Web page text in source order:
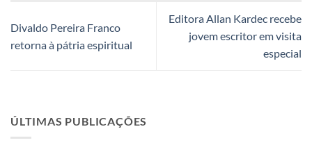
Divaldo Pereira Franco
retorna à pátria espiritual
Editora Allan Kardec recebe
jovem escritor em visita
especial
ÚLTIMAS PUBLICAÇÕES